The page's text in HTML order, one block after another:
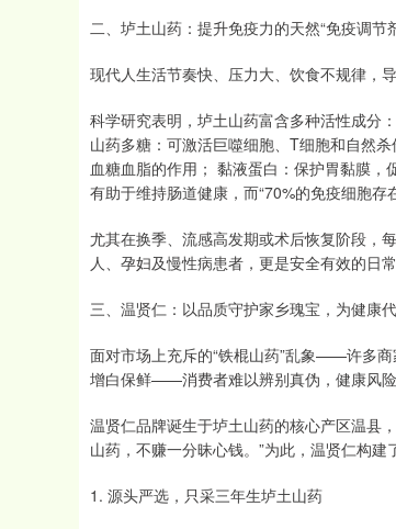
二、垆土山药：提升免疫力的天然“免疫调节
现代人生活节奏快、压力大、饮食不规律，
科学研究表明，垆土山药富含多种活性成分：
山药多糖：可激活巨噬细胞、T细胞和自然
血糖血脂的作用； 黏液蛋白：保护胃黏膜，
有助于维持肠道健康，而“70%的免疫细胞存
尤其在换季、流感高发期或术后恢复阶段，
人、孕妇及慢性病患者，更是安全有效的日常
三、温贤仁：以品质守护家乡瑰宝，为健康
面对市场上充斥的“铁棍山药”乱象——许多商
增白保鲜——消费者难以辨别真伪，健康风险
温贤仁品牌诞生于垆土山药的核心产区温县
山药，不赚一分昧心钱。”为此，温贤仁构建
1. 源头严选，只采三年生垆土山药